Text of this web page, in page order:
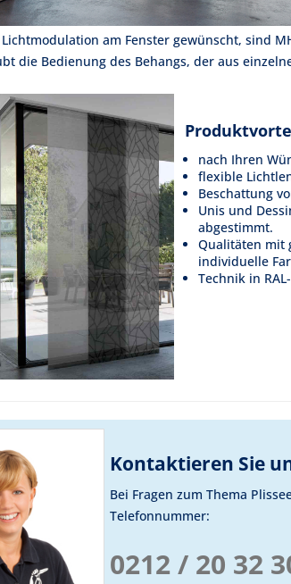
am Fenster gewünscht, sind
die Bedienung des Behangs, der aus
nach Ihren
flexible
Beschattung
Unis und
abgestimmt.
Qualitäten mit
individuelle
Technik in
Kontaktieren Sie
Bei Fragen zum Thema
Telefonnummer:
0212 / 20 32